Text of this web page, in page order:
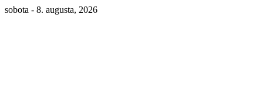
sobota - 8. augusta, 2026